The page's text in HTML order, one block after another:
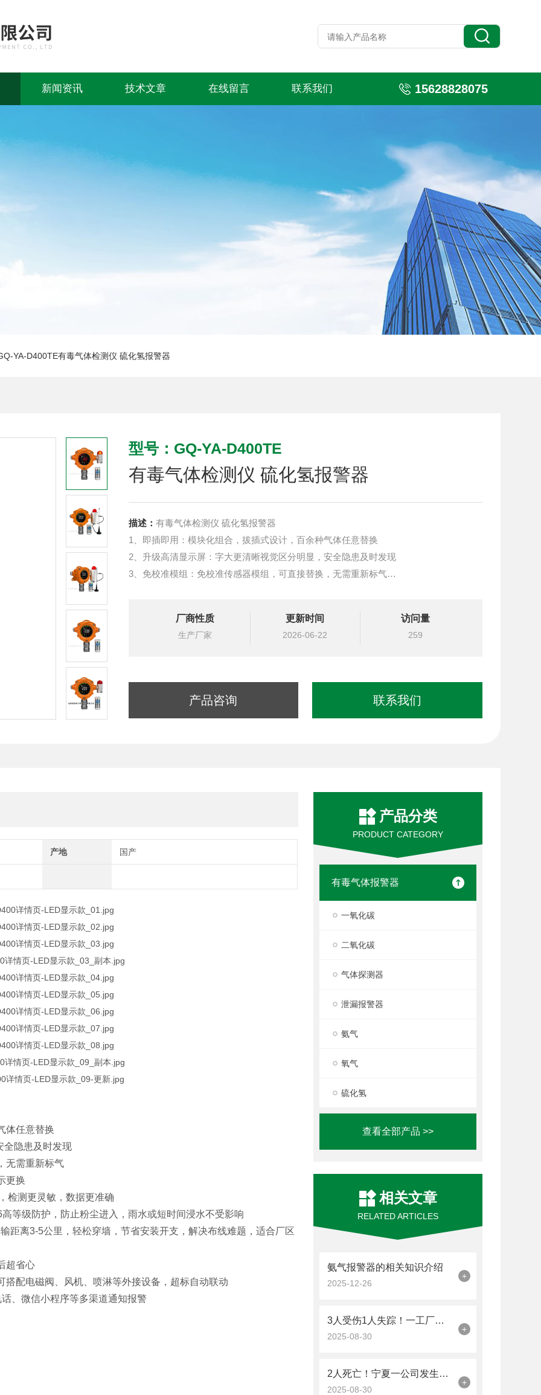
新闻资讯 技术文章 在线留言 联系我们 15628828075
YA-D400TE有毒气体检测仪 硫化氢报警器
型号：GQ-YA-D400TE
有毒气体检测仪 硫化氢报警器
描述： 有毒气体检测仪 硫化氢报警器
1、即插即用：模块化组合，拔插式设计，百余种气体任意替换
2、升级高清显示屏：字大更清晰视觉区分明显，安全隐患及时发现
3、免校准模组：免校准传感器模组，可直接替换，无需重新标气
6、双环境防爆：符合气体+粉尘防爆双标准
厂商性质
生产厂家
更新时间
2026-06-22
访问量
259
产品咨询 联系我们
产品分类
PRODUCT CATEGORY
有毒气体报警器
一氧化碳
二氧化碳
气体探测器
泄漏报警器
氨气
氧气
硫化氢
查看全部产品 >>
相关文章
RELATED ARTICLES
氨气报警器的相关知识介绍
2025-12-26
+
3人受伤1人失踪！一工厂疑似*原料爆炸
2025-08-30
+
2人死亡！宁夏一公司发生氢气闪爆事故
2025-08-30
+
产地 国产
体任意替换
全隐患及时发现
无需重新标气
更换
检测更灵敏，数据更准确
等级防护，防止粉尘进入，雨水或短时间浸水不受影响
距离3-5公里，轻松穿墙，节省安装开支，解决布线难题，适合厂区
超省心
配电磁阀、风机、喷淋等外接设备，超标自动联动
、微信小程序等多渠道通知报警